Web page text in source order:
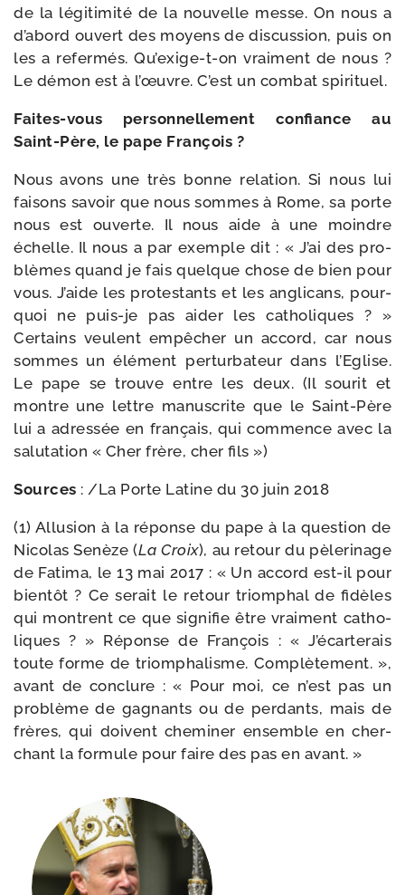
de la légi­ti­mi­té de la nou­velle messe. On nous a
d’abord ouvert des moyens de dis­cus­sion, puis on
les a refer­més. Qu’exige-t-on vrai­ment de nous ?
Le démon est à l’œuvre. C’est un com­bat spirituel.
Faites-​vous per­son­nel­le­ment confiance au
Saint-​Père, le pape François ?
Nous avons une très bonne rela­tion. Si nous lui
fai­sons savoir que nous sommes à Rome, sa porte
nous est ouverte. Il nous aide à une moindre
échelle. Il nous a par exemple dit : « J’ai des pro­
blèmes quand je fais quelque chose de bien pour
vous. J’aide les pro­tes­tants et les angli­cans, pour­
quoi ne puis-​je pas aider les catho­liques ? »
Certains veulent empê­cher un accord, car nous
sommes un élé­ment per­tur­ba­teur dans l’Eglise.
Le pape se trouve entre les deux. (Il sou­rit et
montre une lettre manus­crite que le Saint-​Père
lui a adres­sée en fran­çais, qui com­mence avec la
salu­ta­tion « Cher frère, cher fils »)
Sources : /​La Porte Latine du 30 juin 2018
(1) Allusion à la réponse du pape à la ques­tion de
Nicolas Senèze (La Croix), au retour du pèle­ri­nage
de Fatima, le 13 mai 2017 : « Un accord est-​il pour
bien­tôt ? Ce serait le retour triom­phal de fidèles
qui montrent ce que signi­fie être vrai­ment catho­
liques ? » Réponse de François : « J’écarterais
toute forme de triom­pha­lisme. Complètement. »,
avant de conclure : « Pour moi, ce n’est pas un
pro­blème de gagnants ou de per­dants, mais de
frères, qui doivent che­mi­ner ensemble en cher­
chant la for­mule pour faire des pas en avant. »